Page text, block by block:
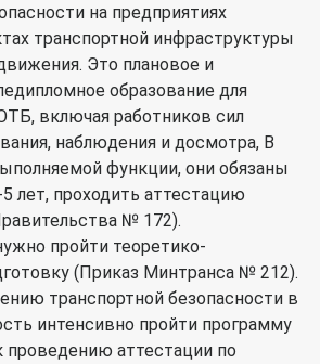
на предприятиях
транспортной инфраструктуры
Это плановое и
образование для
включая работников сил
наблюдения и досмотра, В
функции, они обязаны
5 лет, проходить аттестацию
№ 172).
пройти теоретико-
(Приказ Минтранса № 212).
транспортной безопасности в
интенсивно пройти программу
проведению аттестации по